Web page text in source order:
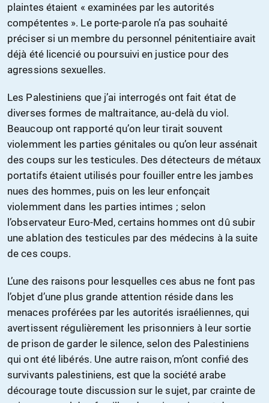
plaintes étaient « examinées par les autorités
compétentes ». Le porte-parole n’a pas souhaité
préciser si un membre du personnel pénitentiaire avait
déjà été licencié ou poursuivi en justice pour des
agressions sexuelles.
Les Palestiniens que j’ai interrogés ont fait état de
diverses formes de maltraitance, au-delà du viol.
Beaucoup ont rapporté qu’on leur tirait souvent
violemment les parties génitales ou qu’on leur assénait
des coups sur les testicules. Des détecteurs de métaux
portatifs étaient utilisés pour fouiller entre les jambes
nues des hommes, puis on les leur enfonçait
violemment dans les parties intimes ; selon
l’observateur Euro-Med, certains hommes ont dû subir
une ablation des testicules par des médecins à la suite
de ces coups.
L’une des raisons pour lesquelles ces abus ne font pas
l’objet d’une plus grande attention réside dans les
menaces proférées par les autorités israéliennes, qui
avertissent régulièrement les prisonniers à leur sortie
de prison de garder le silence, selon des Palestiniens
qui ont été libérés. Une autre raison, m’ont confié des
survivants palestiniens, est que la société arabe
décourage toute discussion sur le sujet, par crainte de